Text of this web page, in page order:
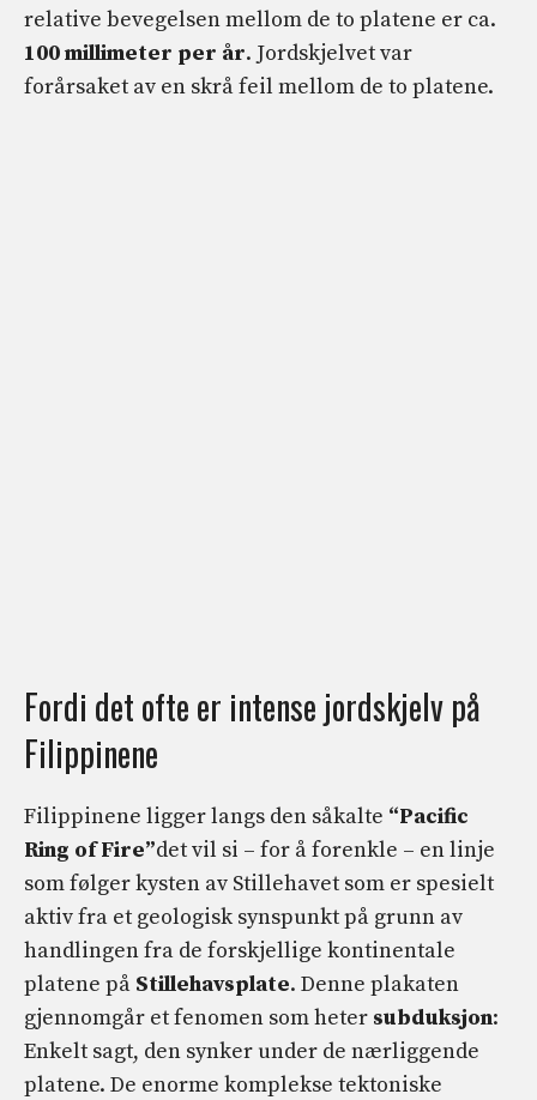
relative bevegelsen mellom de to platene er ca.
100 millimeter per år. Jordskjelvet var
forårsaket av en skrå feil mellom de to platene.
Fordi det ofte er intense jordskjelv på
Filippinene
Filippinene ligger langs den såkalte “Pacific
Ring of Fire”det vil si – for å forenkle – en linje
som følger kysten av Stillehavet som er spesielt
aktiv fra et geologisk synspunkt på grunn av
handlingen fra de forskjellige kontinentale
platene på Stillehavsplate. Denne plakaten
gjennomgår et fenomen som heter subduksjon:
Enkelt sagt, den synker under de nærliggende
platene. De enorme komplekse tektoniske